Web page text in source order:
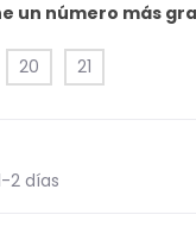
un número más
20 21
2 días